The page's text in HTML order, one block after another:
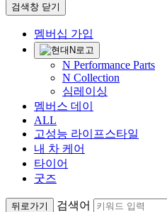
검색창 닫기
멤버십 가입
N Performance Parts
N Collection
심레이싱
멤버스 데이
ALL
고성능 라이프스타일
내 차 케어
타이어
굿즈
뒤로가기 검색어